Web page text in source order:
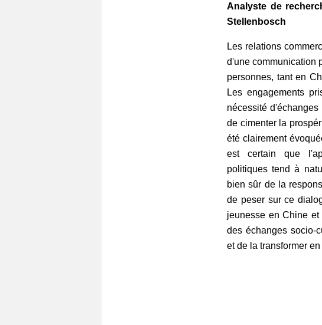
Analyste de
Stellenbosch
Les relations
d'une communication
personnes, tant en
Les engagements
nécessité
de cimenter la
été clairement
est certain que
politiques tend à
bien sûr de la
de peser sur ce
jeunesse en Chine
des échanges socio-
et de la transformer